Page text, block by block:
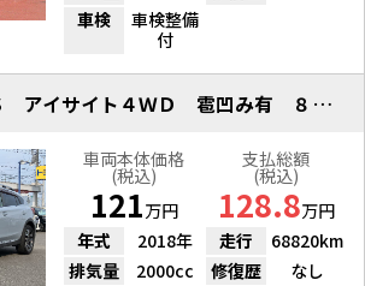
車検
車検整備
付
ＸＶ ２．０Ｉ-Ｓ アイサイト４ＷＤ 雹凹み有 ８インチナビ
車両本体価格
(税込)
121万円
支払総額
(税込)
128.8万円
年式
2018年 走行
68820km
排気量
2000cc 修復歴
なし